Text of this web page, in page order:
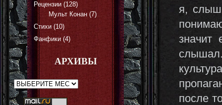
Рецензии (128)
Мульт Конан (7)
Стихи (10)
Фанфики (4)
АРХИВЫ
я,
значит
слышал.
после